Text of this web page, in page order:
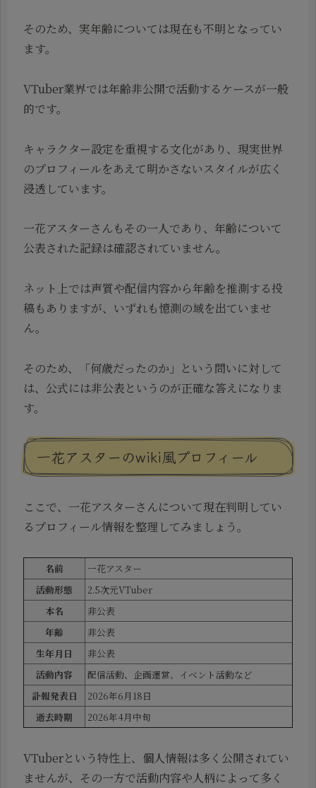
そのため、実年齢については現在も不明となってい
ます。
VTuber業界では年齢非公開で活動するケースが一般
的です。
キャラクター設定を重視する文化があり、現実世界
のプロフィールをあえて明かさないスタイルが広く
浸透しています。
一花アスターさんもその一人であり、年齢について
公表された記録は確認されていません。
ネット上では声質や配信内容から年齢を推測する投
稿もありますが、いずれも憶測の域を出ていませ
ん。
そのため、「何歳だったのか」という問いに対して
は、公式には非公表というのが正確な答えになりま
す。
一花アスターのwiki風プロフィール
ここで、一花アスターさんについて現在判明してい
るプロフィール情報を整理してみましょう。
名前
一花アスター
活動形態
2.5次元VTuber
本名
非公表
年齢
非公表
生年月日
非公表
活動内容
配信活動、企画運営、イベント活動など
訃報発表日
2026年6月18日
逝去時期
2026年4月中旬
VTuberという特性上、個人情報は多く公開されてい
ませんが、その一方で活動内容や人柄によって多く